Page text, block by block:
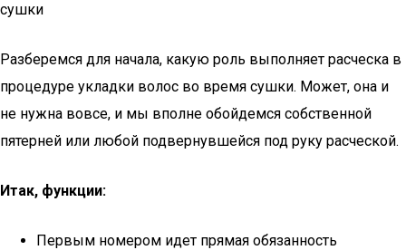
сушки
Разберемся для начала, какую роль выполняет расческа в
процедуре укладки волос во время сушки. Может, она и
не нужна вовсе, и мы вполне обойдемся собственной
пятерней или любой подвернувшейся под руку расческой.
Итак, функции:
Первым номером идет прямая обязанность